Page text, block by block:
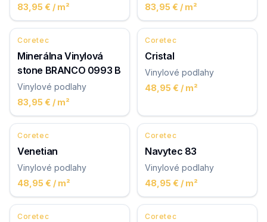
83,95 € / m²
83,95 € / m²
Coretec
Minerálna Vinylová
stone BRANCO 0993 B
Vinylové podlahy
83,95 € / m²
Coretec
Cristal
Vinylové podlahy
48,95 € / m²
Coretec
Venetian
Vinylové podlahy
48,95 € / m²
Coretec
Navytec 83
Vinylové podlahy
48,95 € / m²
Coretec Coretec